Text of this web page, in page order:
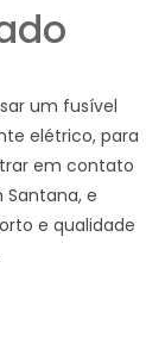
um fusível
elétrico, para
em contato
e
e qualidade